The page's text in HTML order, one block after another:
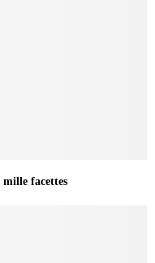
facettes